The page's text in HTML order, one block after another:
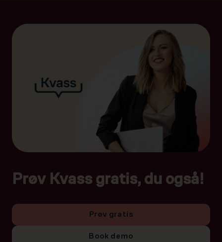
Prøv Kvass gratis, du også!
Prøv gratis
Book demo